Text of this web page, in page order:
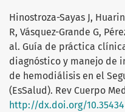
Hinostroza-Sayas J,
R, Vásquez-Grande G,
al. Guía de práctica
diagnóstico y manejo de
de hemodiálisis en el
(EsSalud). Rev Cuerpo
http://dx.doi.org/